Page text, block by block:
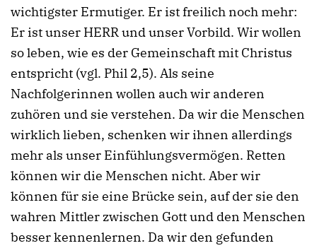
wichtigster Ermutiger. Er ist freilich noch mehr:
Er ist unser HERR und unser Vorbild. Wir wollen
so leben, wie es der Gemeinschaft mit Christus
entspricht (vgl. Phil 2,5). Als seine
Nachfolgerinnen wollen auch wir anderen
zuhören und sie verstehen. Da wir die Menschen
wirklich lieben, schenken wir ihnen allerdings
mehr als unser Einfühlungsvermögen. Retten
können wir die Menschen nicht. Aber wir
können für sie eine Brücke sein, auf der sie den
wahren Mittler zwischen Gott und den Menschen
besser kennenlernen. Da wir den gefunden